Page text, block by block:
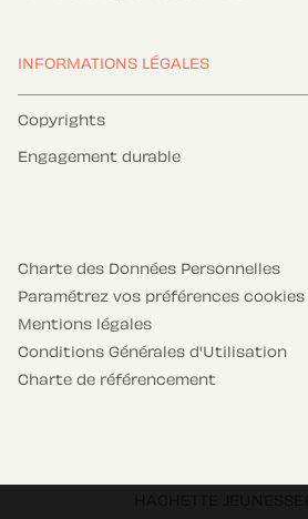
INFORMATIONS LÉGALES
Copyrights
Engagement durable
Charte des Données Personnelles
Paramétrez vos préférences cookies
Mentions légales
Conditions Générales d'Utilisation
Charte de référencement